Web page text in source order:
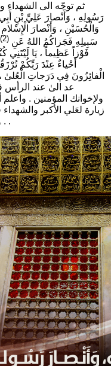
ثم توجّه الى الشهداء
رَسُولِهِ ، وَأَنْصارَ عَلِيِّ بْنِ
وَالْحُسَيْنِ ، وَأَنْصارَ
سَبِيلِهِ فَجَزاكُمُ اللهُ عَنِ (2)
فَوْزاً عَظِيماً ، يَا
أَحْياءٌ عِنْدَ رَبِّكُمْ
الْفائِزُونَ فِي دَرَجاتِ الْعُلىٰ
عد الىٰ عند الرأس
ولإخوانك المؤمنين .
زيارة لعَلي الأكبر
. وقد أعرضنا عن ذكرها لطولها واشتهارها .